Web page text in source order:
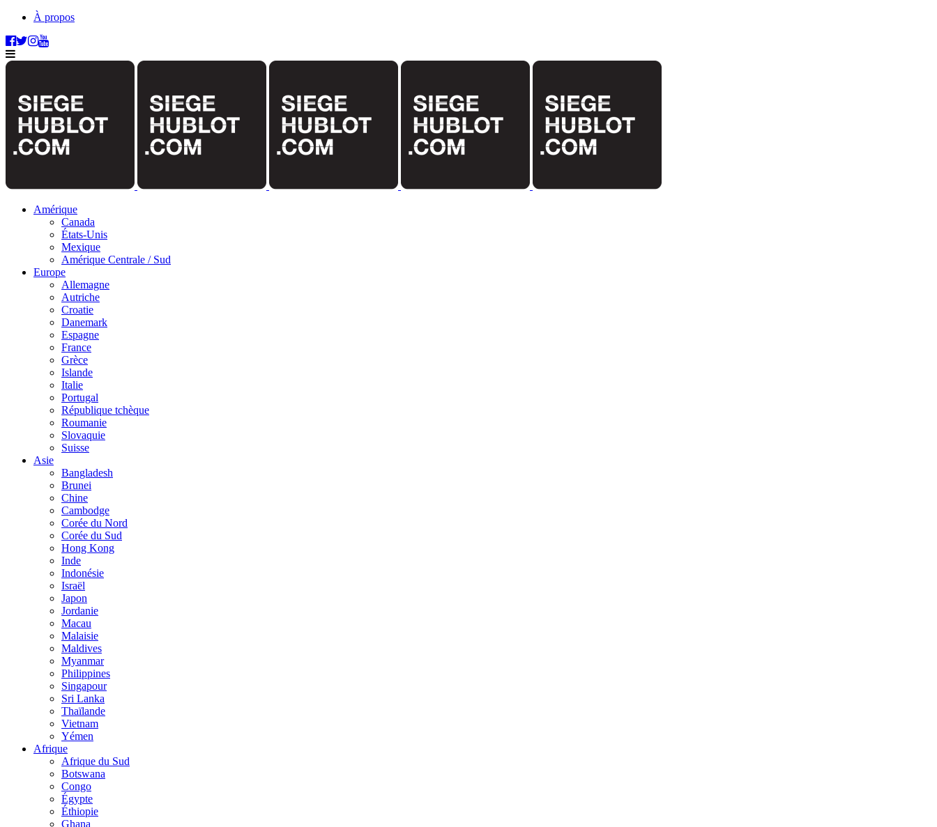
À propos
Amérique
Canada
États-Unis
Mexique
Amérique Centrale / Sud
Europe
Allemagne
Autriche
Croatie
Danemark
Espagne
France
Grèce
Islande
Italie
Portugal
République tchèque
Roumanie
Slovaquie
Suisse
Asie
Bangladesh
Brunei
Chine
Cambodge
Corée du Nord
Corée du Sud
Hong Kong
Inde
Indonésie
Israël
Japon
Jordanie
Macau
Malaisie
Maldives
Myanmar
Philippines
Singapour
Sri Lanka
Thaïlande
Vietnam
Yémen
Afrique
Afrique du Sud
Botswana
Congo
Égypte
Éthiopie
Ghana